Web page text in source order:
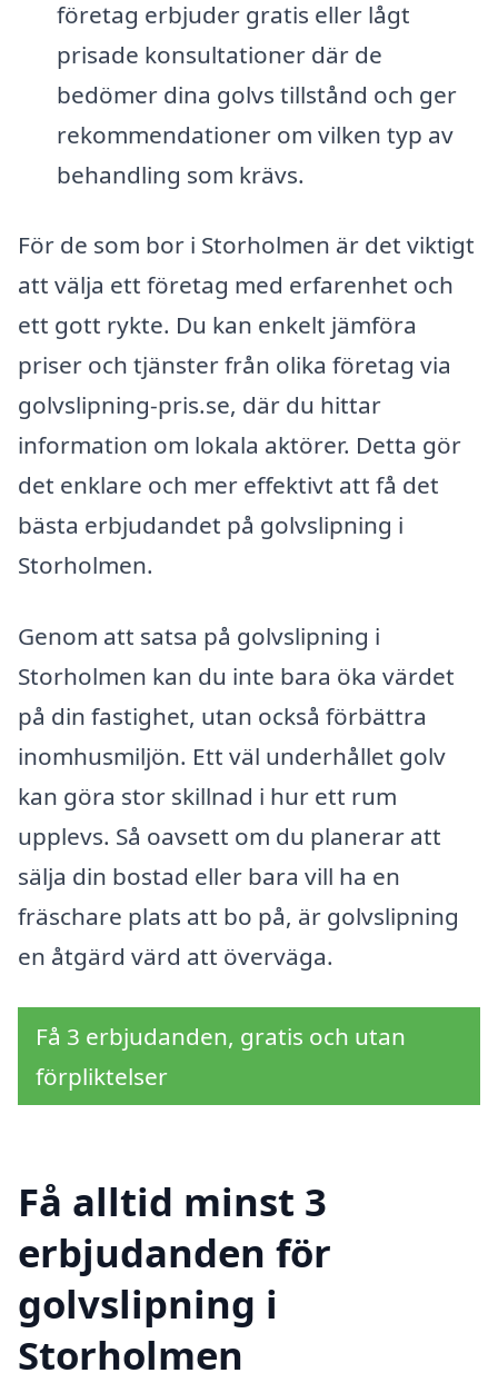
företag erbjuder gratis eller lågt
prisade konsultationer där de
bedömer dina golvs tillstånd och ger
rekommendationer om vilken typ av
behandling som krävs.
För de som bor i Storholmen är det viktigt
att välja ett företag med erfarenhet och
ett gott rykte. Du kan enkelt jämföra
priser och tjänster från olika företag via
golvslipning-pris.se, där du hittar
information om lokala aktörer. Detta gör
det enklare och mer effektivt att få det
bästa erbjudandet på golvslipning i
Storholmen.
Genom att satsa på golvslipning i
Storholmen kan du inte bara öka värdet
på din fastighet, utan också förbättra
inomhusmiljön. Ett väl underhållet golv
kan göra stor skillnad i hur ett rum
upplevs. Så oavsett om du planerar att
sälja din bostad eller bara vill ha en
fräschare plats att bo på, är golvslipning
en åtgärd värd att överväga.
Få 3 erbjudanden, gratis och utan
förpliktelser
Få alltid minst 3
erbjudanden för
golvslipning i
Storholmen